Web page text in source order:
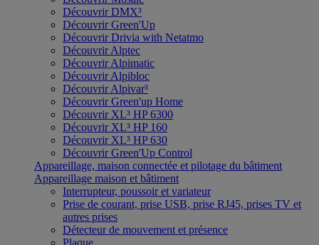
Découvrir DMX³
Découvrir Green'Up
Découvrir Drivia with Netatmo
Découvrir Alptec
Découvrir Alpimatic
Découvrir Alpibloc
Découvrir Alpivar³
Découvrir Green'up Home
Découvrir XL³ HP 6300
Découvrir XL³ HP 160
Découvrir XL³ HP 630
Découvrir Green'Up Control
Appareillage, maison connectée et pilotage du bâtiment
Appareillage maison et bâtiment
Interrupteur, poussoir et variateur
Prise de courant, prise USB, prise RJ45, prises TV et
autres prises
Détecteur de mouvement et présence
Plaque